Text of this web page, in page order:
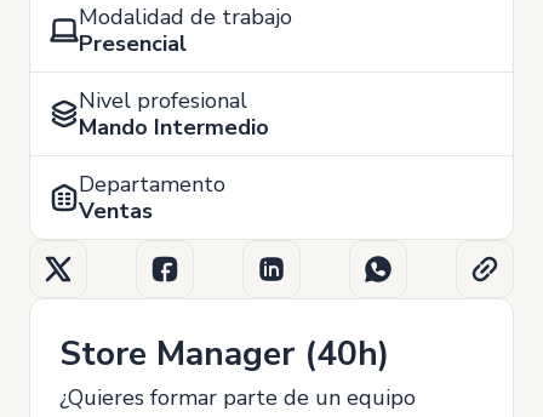
Modalidad de trabajo
Presencial
Nivel profesional
Mando Intermedio
Departamento
Ventas
Store Manager (40h)
¿Quieres formar parte de un equipo